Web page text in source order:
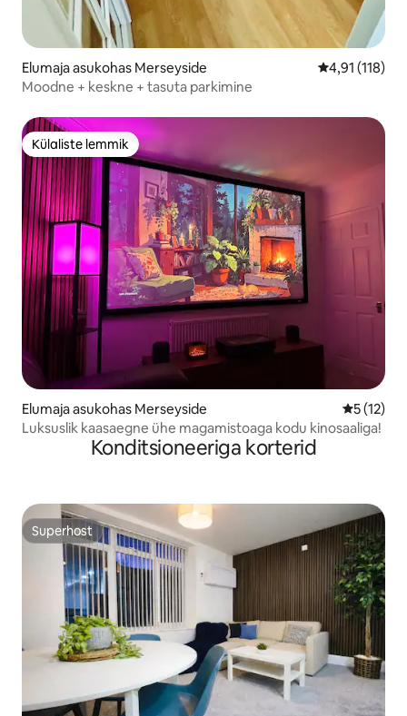
Elumaja asukohas Merseyside Keskmine
4,91 (118)
Moodne + keskne + tasuta parkimine
Külaliste lemmik
Külaliste lemmik
Elumaja asukohas Merseyside
5 (12)
Luksuslik kaasaegne ühe magamistoaga kodu kinosaaliga!
Konditsioneeriga korterid
Superhost
Superhost